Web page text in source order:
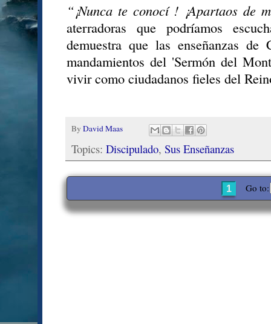
“¡Nunca te conocí ! ¡Apartaos de
aterradoras que podríamos
demuestra que las enseñanzas
mandamientos del 'Sermón del
vivir como ciudadanos fieles del
By David Maas
Topics: Discipulado, Sus Enseñanzas
1 Go to: